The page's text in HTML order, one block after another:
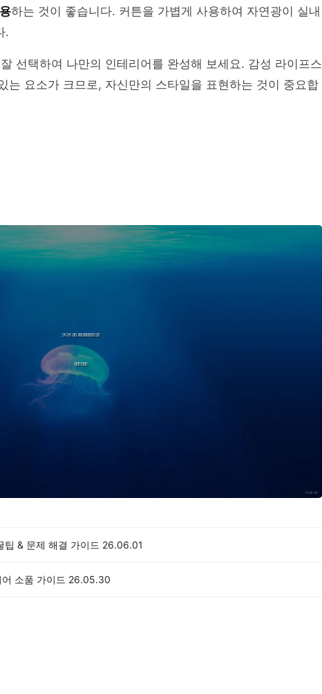
하는 것이 좋습니다. 커튼을 가볍게 사용하여 자연광이 실내
.
선택하여 나만의 인테리어를 완성해 보세요. 감성 라이프스
는 요소가 크므로, 자신만의 스타일을 표현하는 것이 중요합
팁 & 문제 해결 가이드 26.06.01
소품 가이드 26.05.30